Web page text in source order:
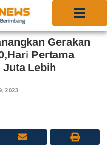
Gerakan
Pertama
Juta Lebih
2023